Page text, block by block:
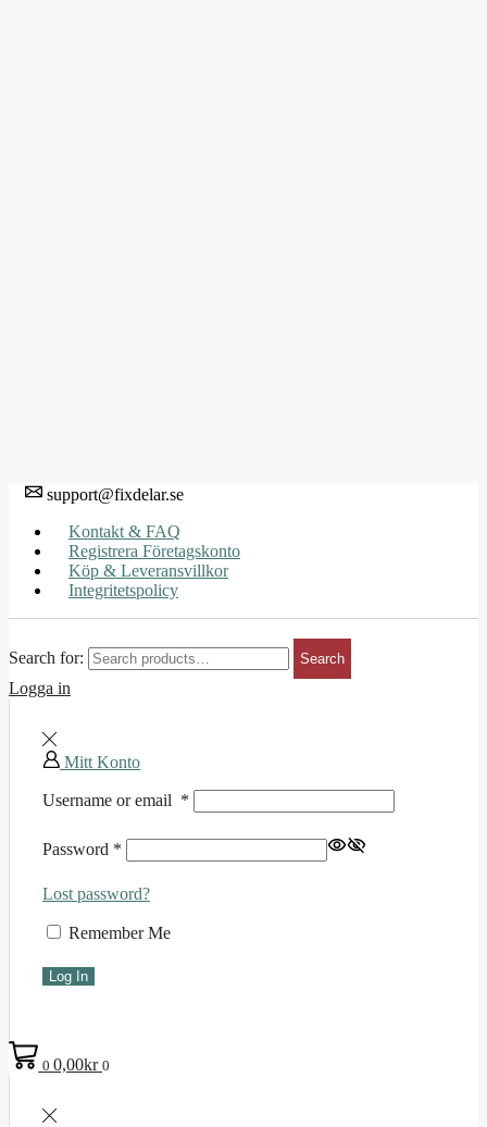
support@fixdelar.se
Kontakt & FAQ
Registrera Företagskonto
Köp & Leveransvillkor
Integritetspolicy
Search for: Search
Logga in
Mitt Konto
Username or email *
Password *
Lost password?
Remember Me
Log In
00,00kr 0